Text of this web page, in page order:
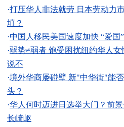
·打压华人非法就劳 日本劳动力
填？
·中国人移民美国速度加快 “爱国
·弱势≠弱者 饱受困扰纽约华人女
说不
·境外华商屡碰壁 新"中华街"能
头？
·华人何时迈进日选举大门？前
长崎岖